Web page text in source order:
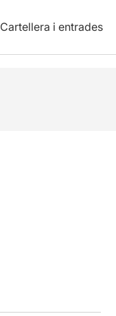
Cartellera i entrades